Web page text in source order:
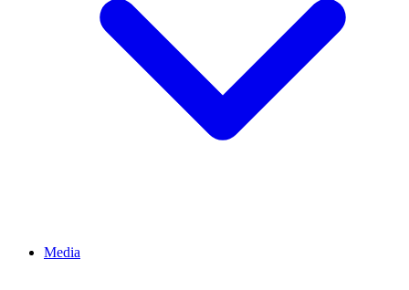
Media